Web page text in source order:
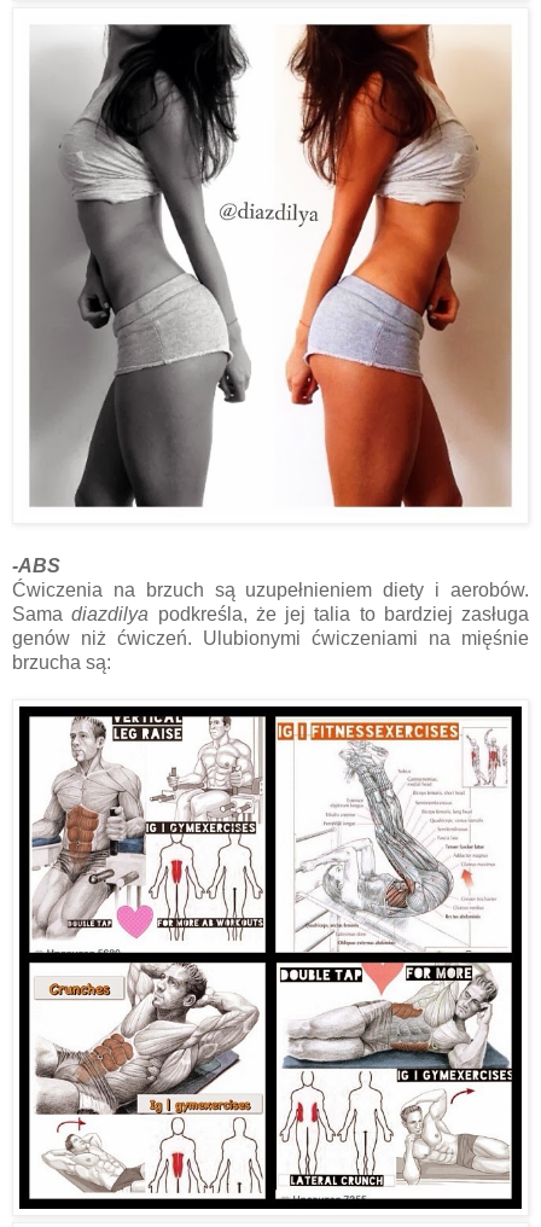
-ABS
Ćwiczenia na brzuch są uzupełnieniem diety i aerobów.
Samadiazdilya podkreśla, że jej talia to bardziej zasługa
genów niż ćwiczeń. Ulubionymi ćwiczeniami na mięśnie
brzucha są: